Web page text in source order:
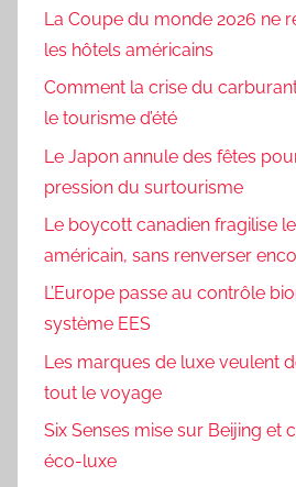
La Coupe du monde 2026 ne
les hôtels américains
Comment la crise du
le tourisme d’été
Le Japon annule des fêtes
pression du surtourisme
Le boycott canadien fragilise
américain, sans renverser
L’Europe passe au contrôle
système EES
Les marques de luxe veulent
tout le voyage
Six Senses mise sur Beijing et
éco-luxe